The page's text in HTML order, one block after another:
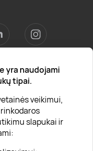
yra naudojami
tipai.
veikimui,
slapukai ir